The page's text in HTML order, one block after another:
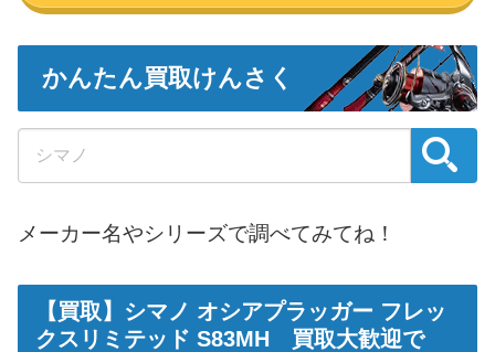
かんたん買取けんさく
メーカー名やシリーズで調べてみてね！
【買取】 シマノ オシアプラッガー フレッ
クスリミテッド S83MH 買取大歓迎で